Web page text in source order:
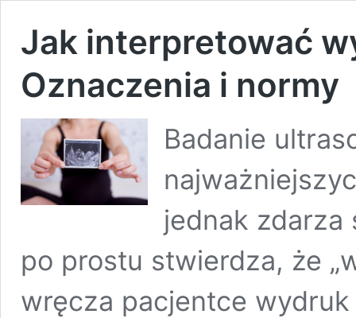
Jak interpretować
Oznaczenia i normy
Badanie
jednak zdarza
po prostu stwierdza, że
wręcza pacjentce